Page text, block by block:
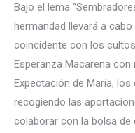
Bajo el lema
hermandad llevará a
coincidente con los
Esperanza Macarena
Expectación de María, los
recogiendo las
colaborar con la bolsa de